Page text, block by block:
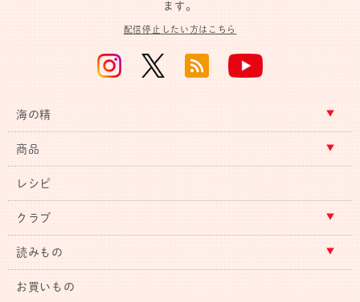
ます。
配信停止したい方はこちら
海の精
商品
レシピ
クラブ
読みもの
お買いもの